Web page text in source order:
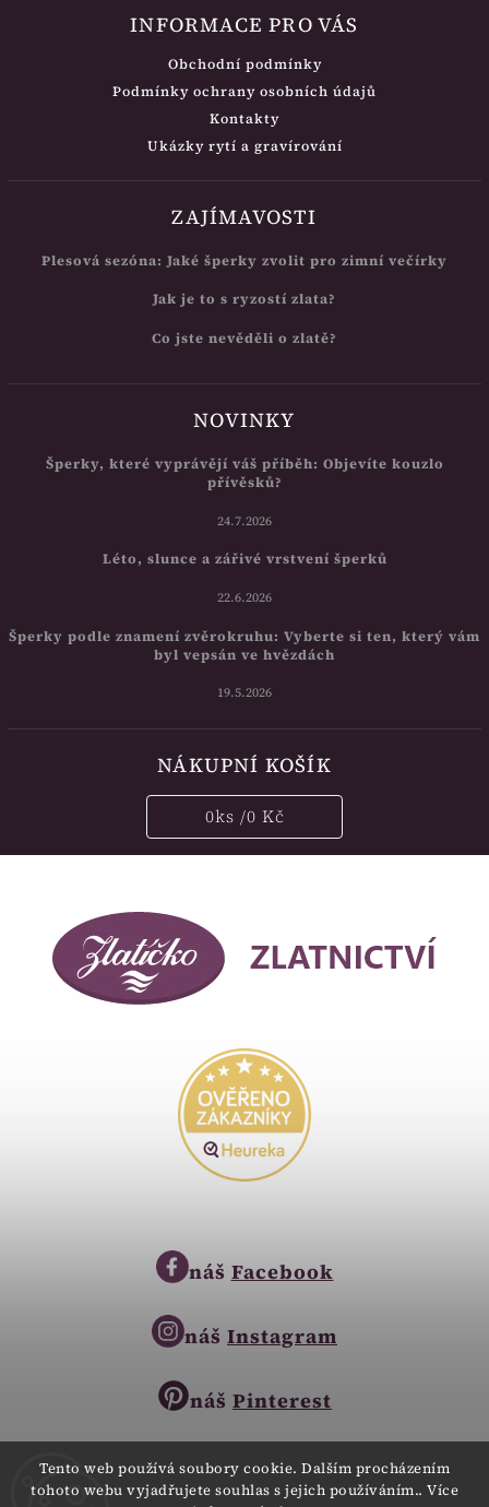
Tento web používá soubory cookie. Dalším procházením
tohoto webu vyjadřujete souhlas s jejich používáním.. Více
INFORMACE PRO VÁS
Obchodní podmínky
Podmínky ochrany osobních údajů
Kontakty
Ukázky rytí a gravírování
ZAJÍMAVOSTI
Plesová sezóna: Jaké šperky zvolit pro zimní večírky
Jak je to s ryzostí zlata?
Co jste nevěděli o zlatě?
NOVINKY
Šperky, které vyprávějí váš příběh: Objevíte kouzlo
přívěsků?
24.7.2026
Léto, slunce a zářivé vrstvení šperků
22.6.2026
Šperky podle znamení zvěrokruhu: Vyberte si ten, který vám
byl vepsán ve hvězdách
19.5.2026
NÁKUPNÍ KOŠÍK
0ks /0 Kč
náš Facebook
náš Instagram
náš Pinterest